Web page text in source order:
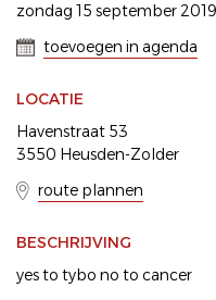
zondag 15 september 2019
toevoegen in agenda
LOCATIE
Havenstraat 53
3550 Heusden-Zolder
route plannen
BESCHRIJVING
yes to tybo no to cancer